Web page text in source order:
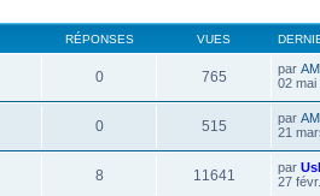
RÉPONSES VUES
0 765 par
02 mai
0 515 par
21
8 11641 par
27